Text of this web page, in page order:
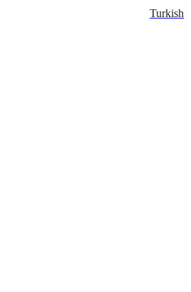
Turkish
Turkish